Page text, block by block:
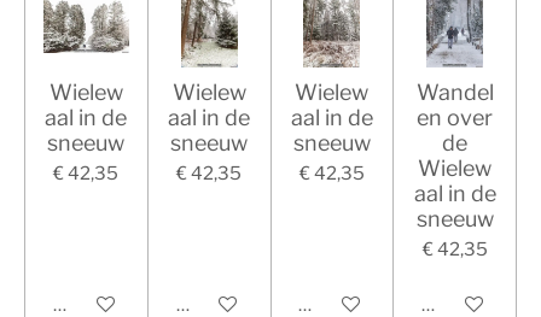
Wielew
aal in de
sneeuw
€ 42,35
In winkelwagen
Wielew
aal in de
sneeuw
€ 42,35
In winkelwagen
Wielew
aal in de
sneeuw
€ 42,35
In winkelwagen
Wandel
en over
de
Wielew
aal in de
sneeuw
€ 42,35
In